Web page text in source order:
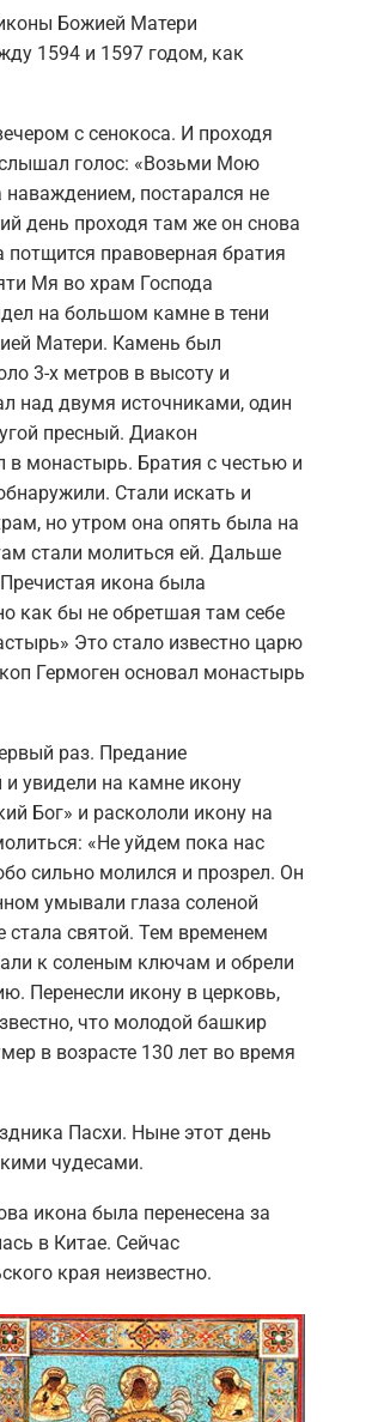
Божией Матери
1594 и 1597 годом, как
с сенокоса. И проходя
голос: «Возьми Мою
наваждением, постарался не
день проходя там же он снова
правоверная братия
Мя во храм Господа
на большом камне в тени
Матери. Камень был
3-х метров в высоту и
над двумя источниками, один
пресный. Диакон
в монастырь. Братия с честью и
Стали искать и
но утром она опять была на
стали молиться ей. Дальше
икона была
как бы не обретшая там себе
Это стало известно царю
Гермоген основал монастырь
раз. Предание
увидели на камне икону
Бог» и раскололи икону на
«Не уйдем пока нас
сильно молился и прозрел. Он
умывали глаза соленой
стала святой. Тем временем
к соленым ключам и обрели
Перенесли икону в церковь,
что молодой башкир
в возрасте 130 лет во время
Пасхи. Ныне этот день
чудесами.
икона была перенесена за
в Китае. Сейчас
края неизвестно.